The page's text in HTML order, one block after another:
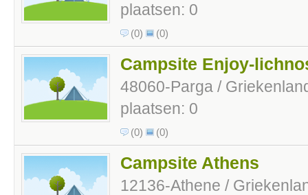
plaatsen: 0
(0) (0)
Campsite Enjoy-
48060-Parga /
plaatsen: 0
(0) (0)
Campsite Athens
12136-Athene /